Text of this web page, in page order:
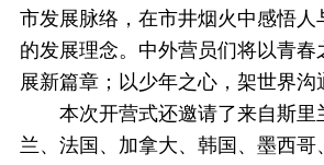
市发展脉络，在市井烟火中感悟人
的发展理念。中外营员们将以青春
展新篇章；以少年之心，架世界沟
本次开营式还邀请了来自斯里
兰、法国、加拿大、韩国、墨西哥